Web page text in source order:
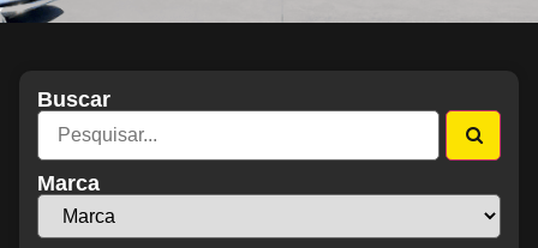
Buscar
Marca